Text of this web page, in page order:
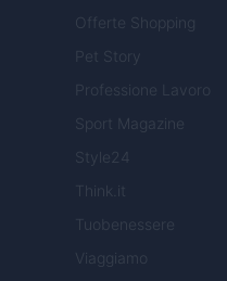
Offerte Shopping
Pet Story
Professione Lavoro
Sport Magazine
Style24
Think.it
Tuobenessere
Viaggiamo